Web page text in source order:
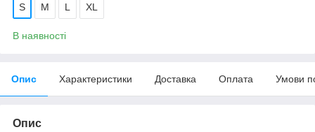
S M L XL
В наявності
Опис Характеристики Доставка Оплата Умови
Опис